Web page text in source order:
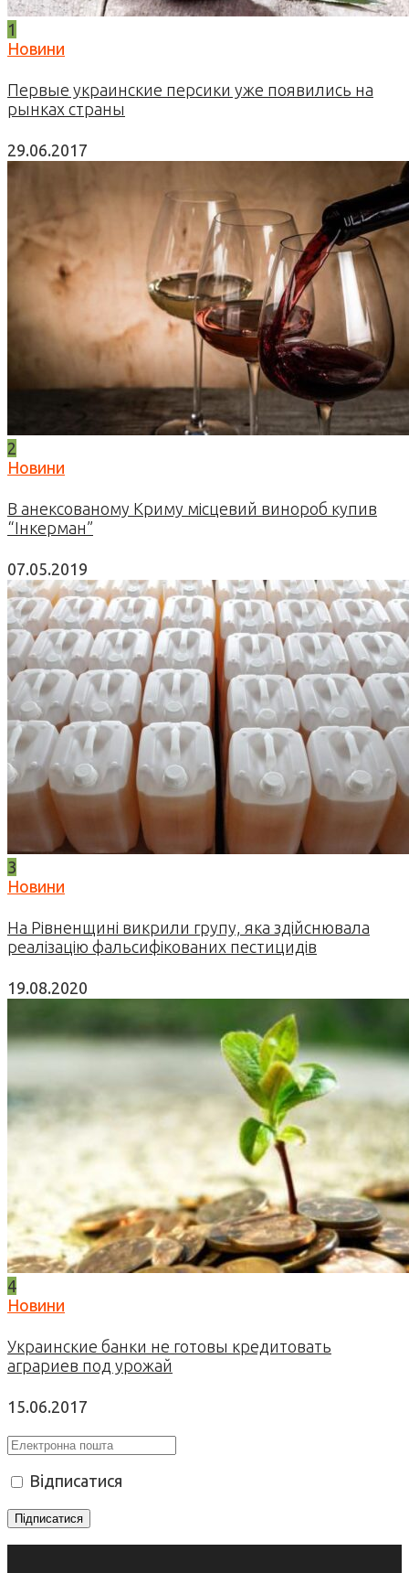
1
Новини
Первые украинские персики уже появились на
рынках страны
29.06.2017
2
Новини
В анексованому Криму місцевий винороб купив
“Інкерман”
07.05.2019
3
Новини
На Рівненщині викрили групу, яка здійснювала
реалізацію фальсифікованих пестицидів
19.08.2020
4
Новини
Украинские банки не готовы кредитовать
аграриев под урожай
15.06.2017
Відписатися